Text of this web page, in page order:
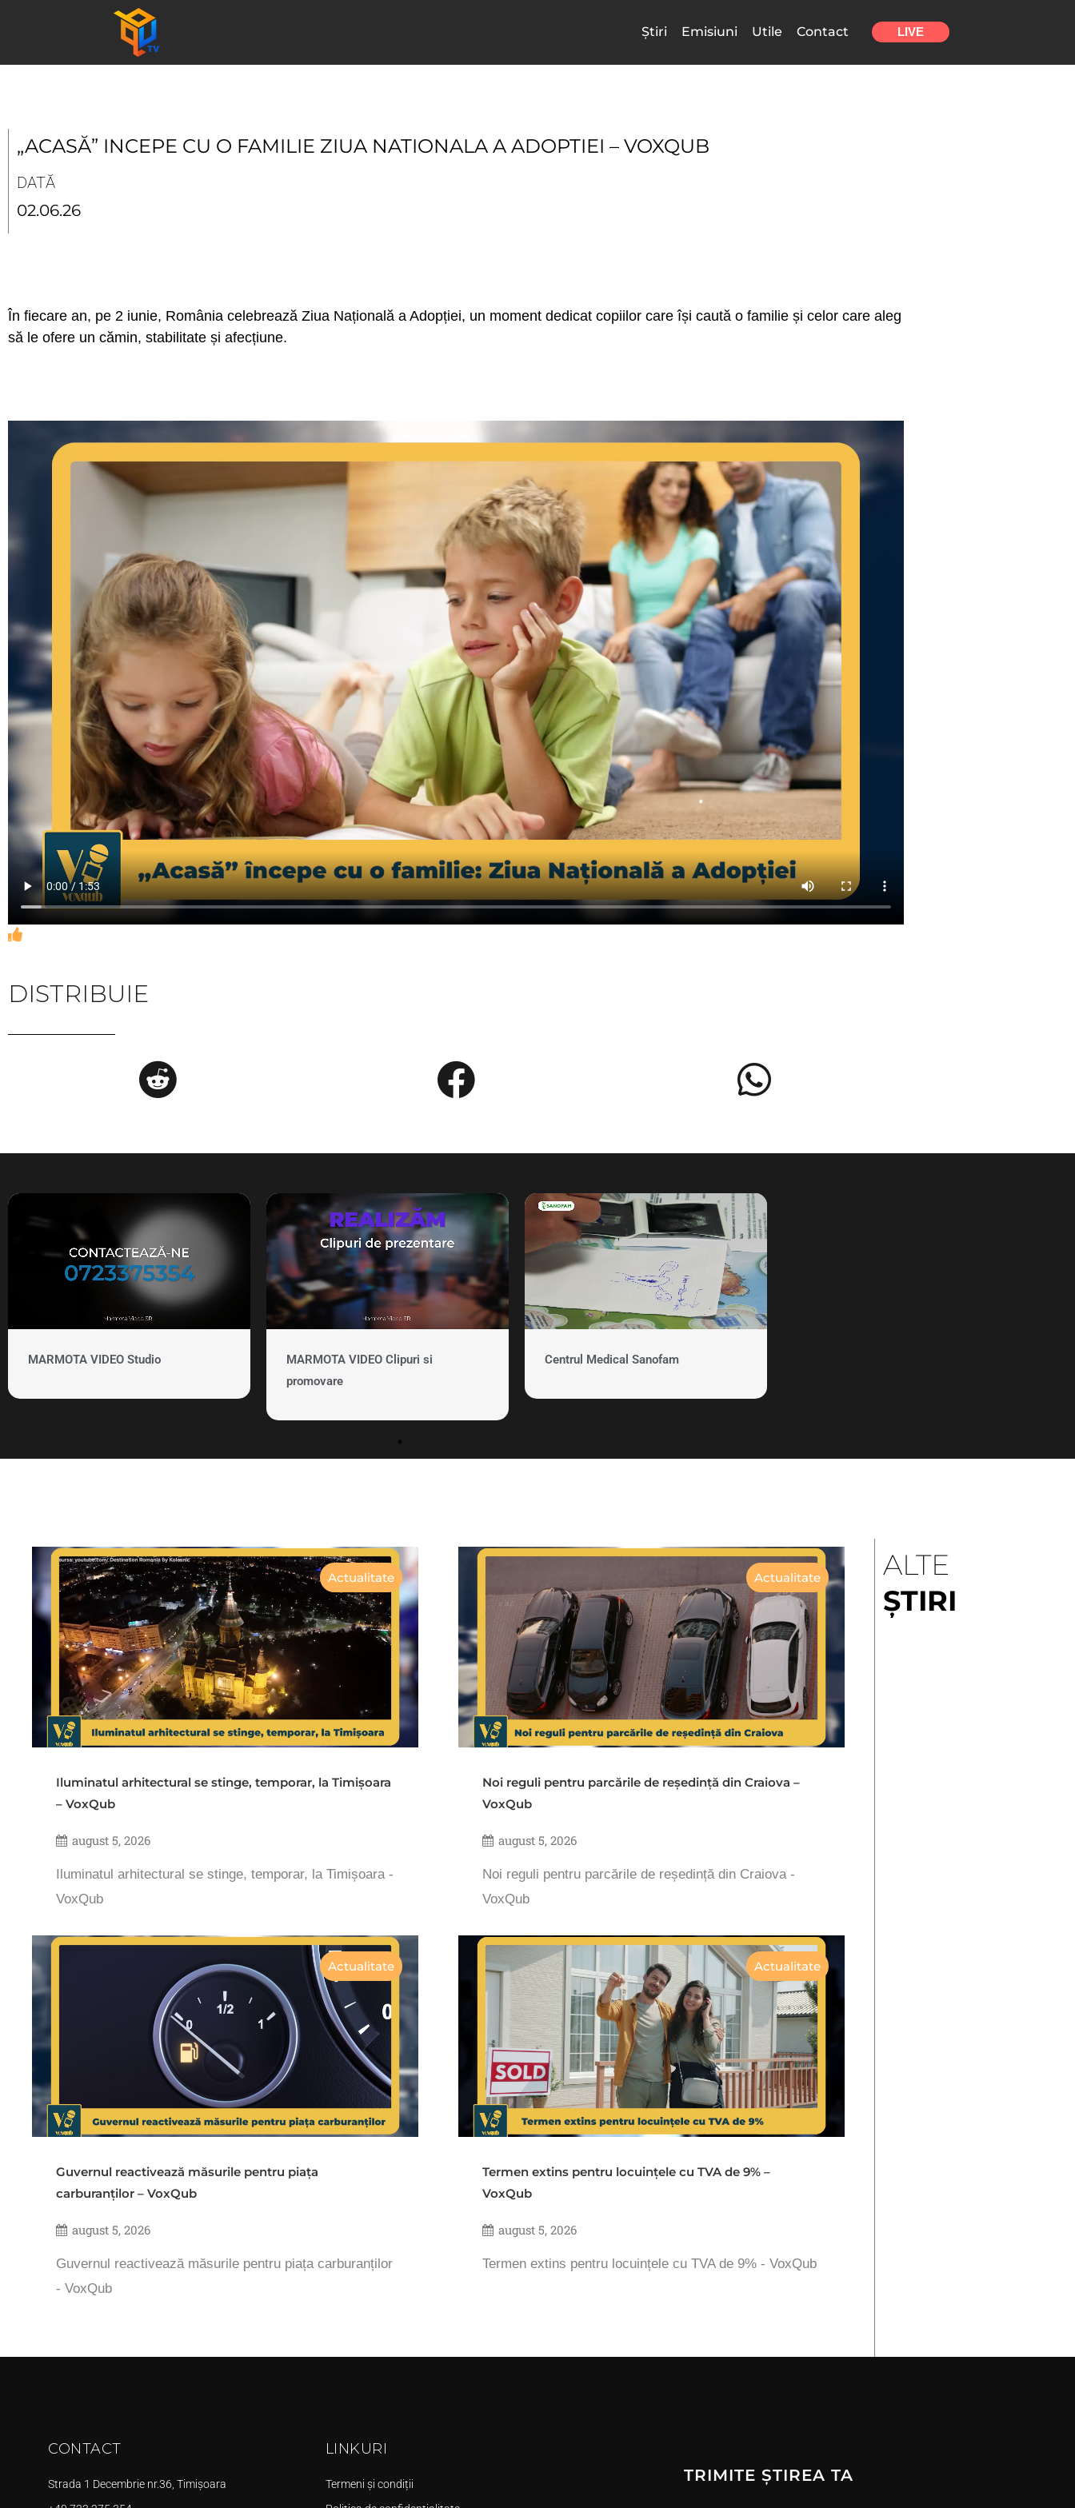
Știri Emisiuni Utile Contact LIVE
„ACASĂ” INCEPE CU O FAMILIE ZIUA NATIONALA A ADOPTIEI – VOXQUB
DATĂ
02.06.26
În fiecare an, pe 2 iunie, România celebrează Ziua Națională a Adopției, un moment dedicat copiilor care își caută o familie și celor care aleg
să le ofere un cămin, stabilitate și afecțiune.
DISTRIBUIE
MARMOTA VIDEO Studio
MARMOTA VIDEO Clipuri si
promovare
Centrul Medical Sanofam
Actualitate
Iluminatul arhitectural se stinge, temporar, la Timișoara
– VoxQub
august 5, 2026
Iluminatul arhitectural se stinge, temporar, la Timișoara -
VoxQub
Actualitate
Noi reguli pentru parcările de reședință din Craiova –
VoxQub
august 5, 2026
Noi reguli pentru parcările de reședință din Craiova -
VoxQub
Actualitate
Guvernul reactivează măsurile pentru piața
carburanților – VoxQub
august 5, 2026
Guvernul reactivează măsurile pentru piața carburanților
- VoxQub
Actualitate
Termen extins pentru locuințele cu TVA de 9% –
VoxQub
august 5, 2026
Termen extins pentru locuințele cu TVA de 9% - VoxQub
ALTE
ȘTIRI
CONTACT
Strada 1 Decembrie nr.36, Timișoara
LINKURI
Termeni și condiții
TRIMITE ȘTIREA TA